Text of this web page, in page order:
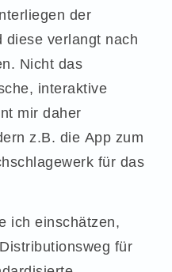
der
diese verlangt nach
Nicht das
interaktive
mir daher
z.B. die App zum
für das
ich einschätzen,
für